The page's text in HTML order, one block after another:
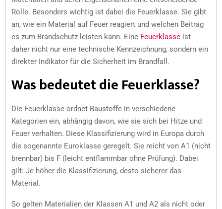
Rolle. Besonders wichtig ist dabei die Feuerklasse. Sie gibt
an, wie ein Material auf Feuer reagiert und welchen Beitrag
es zum Brandschutz leisten kann. Eine Feuerklasse ist
daher nicht nur eine technische Kennzeichnung, sondern ein
direkter Indikator für die Sicherheit im Brandfall.
Was bedeutet die Feuerklasse?
Die Feuerklasse ordnet Baustoffe in verschiedene
Kategorien ein, abhängig davon, wie sie sich bei Hitze und
Feuer verhalten. Diese Klassifizierung wird in Europa durch
die sogenannte Euroklasse geregelt. Sie reicht von A1 (nicht
brennbar) bis F (leicht entflammbar ohne Prüfung). Dabei
gilt: Je höher die Klassifizierung, desto sicherer das
Material.
So gelten Materialien der Klassen A1 und A2 als nicht oder